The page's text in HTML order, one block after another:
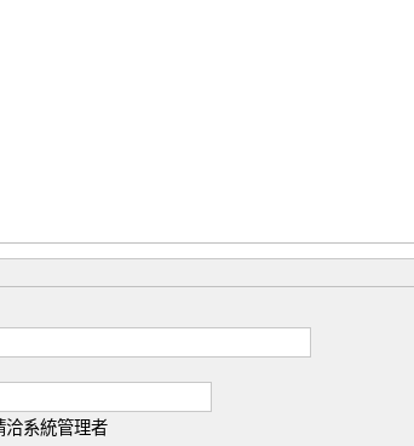
洽系統管理者